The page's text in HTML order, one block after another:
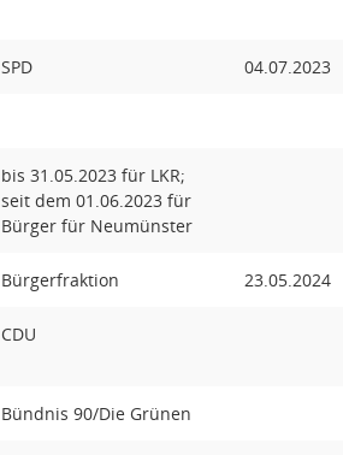
SPD 04.07.2023
bis 31.05.2023 für LKR;
seit dem 01.06.2023 für
Bürger für Neumünster
Bürgerfraktion 23.05.2024
CDU
Bündnis 90/Die Grünen